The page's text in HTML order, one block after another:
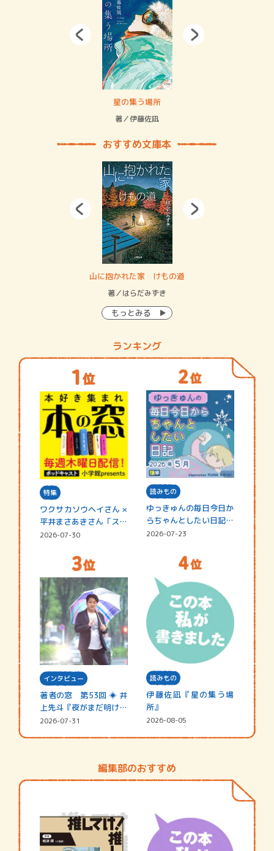
星の集う場所
著／伊藤佐凪
おすすめ文庫本
山に抱かれた家 けもの道
著／はらだみずき
もっとみる
ランキング
特集
ワクサカソウヘイさん ×
平井まさあきさん「スペ
シャ…
2026-07-30
読みもの
ゆっきゅんの毎日今日か
らちゃんとしたい日記
☆202…
2026-07-23
インタビュー
著者の窓 第53回 ◈ 井
上先斗『夜がまだ明けな
い』
2026-07-31
読みもの
伊藤佐凪『星の集う場
所』
2026-08-05
編集部のおすすめ